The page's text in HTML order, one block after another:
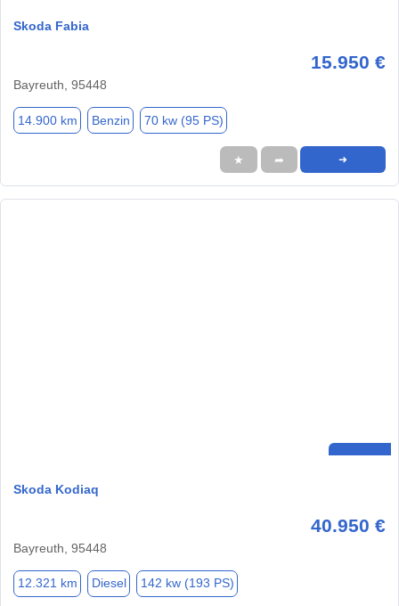
Skoda Fabia
15.950 €
Bayreuth, 95448
14.900 km Benzin 70 kw (95 PS)
★ ➦ ➜
Skoda Kodiaq
40.950 €
Bayreuth, 95448
12.321 km Diesel 142 kw (193 PS)